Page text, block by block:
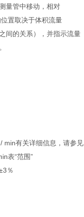
量管中移动，相对
置取决于体积流量
间的关系），并指示流量
min有关详细信息，请参见
表“范围”
％